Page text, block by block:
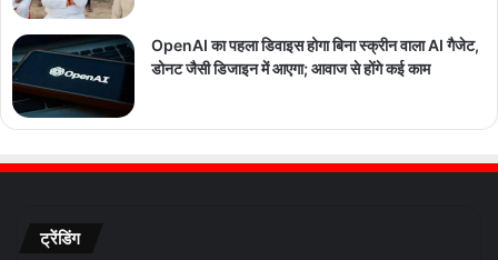
OpenAI का पहला डिवाइस होगा बिना स्क्रीन वाला AI गैजेट,
डोनट जैसी डिजाइन में आएगा; आवाज से होंगे कई काम
ट्रेंडिंग